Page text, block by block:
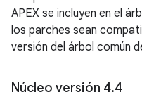
APEX se incluyen en el
los parches sean
versión del árbol común
Núcleo versión 4.4